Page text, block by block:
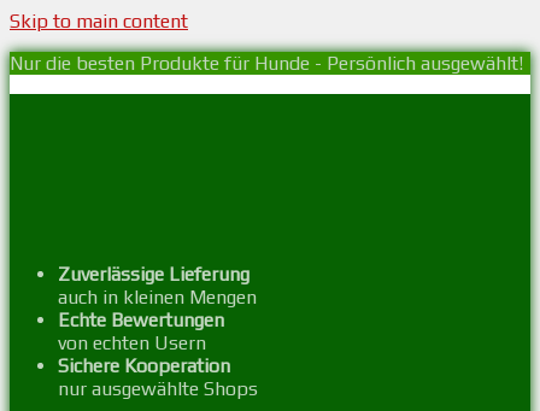
Skip to main content
Nur die besten Produkte für Hunde - Persönlich ausgewählt!
Zuverlässige Lieferung
auch in kleinen Mengen
Echte Bewertungen
von echten Usern
Sichere Kooperation
nur ausgewählte Shops